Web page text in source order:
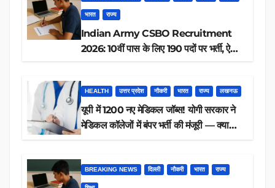
भारत राज्य
Indian Army CSBO Recruitment
2026: 10वीं पास के लिए 190 पदों पर भर्ती, ऐसे
HEALTH उत्तर प्रदेश नौकरी भारत राज्य लखनऊ
यूपी में 1200 नए मेडिकल जॉब्स! योगी सरकार ने
मेडिकल कॉलेजों में बंपर भर्ती की मंजूरी — क्या
BREAKING NEWS दिल्ली नौकरी भारत राज्य